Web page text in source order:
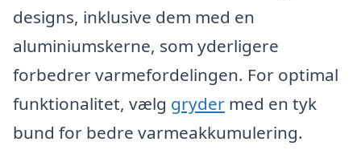
designs, inklusive dem med en
aluminiumskerne, som yderligere
forbedrer varmefordelingen. For optimal
funktionalitet, vælg gryder med en tyk
bund for bedre varmeakkumulering.